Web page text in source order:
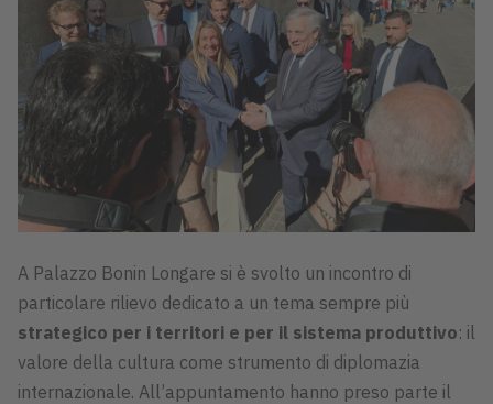
A Palazzo Bonin Longare si è svolto un incontro di
particolare rilievo dedicato a un tema sempre più
strategico per i territori e per il sistema produttivo: il
valore della cultura come strumento di diplomazia
internazionale. All’appuntamento hanno preso parte il